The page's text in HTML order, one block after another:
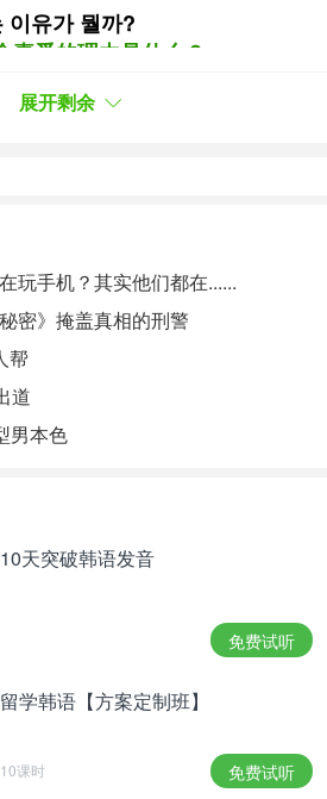
이유가 뭘까?
喜爱的理由是什么？
차가울 것 같은 외모를 가졌지
잘 하는 게 많은 것 같은데 못 하
이 있어서 신선하게 봐주는 것
。虽然长相冷酷实际上人很随
的不好的也很多。不论大小重
（笑）但是非常努力得在进行
术不足。这种对比性强烈的形
。
가 주는 무게감이 있지 않을
语会不会给你带来沉重感？
타가 많다. 다들 잘생긴 데다
않는 내면이 가장 중요하긴
늦추기 위해 노력은 한다. 갑
다고 상상해봐라.
有很多。大家都很帅并且魅力
变也很重要，尽量延缓外表的
发的样子吧。
던 일은?
？
展开剩余
玩手机？其实他们都在......
密》掩盖真相的刑警
帮
道
男本色
10天突破韩语发音
免费试听
留学韩语【方案定制班】
10课时 免费试听